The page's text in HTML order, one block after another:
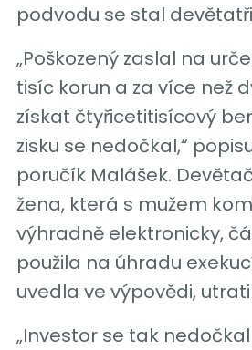
podvodu se stal
„Poškozený zaslal na
tisíc korun a za více než
získat čtyřicetitisícový
zisku se nedočkal,“
poručík Malášek.
žena, která s mužem
výhradně elektronicky,
použila na úhradu
uvedla ve výpovědi,
„Investor se tak nedočkal